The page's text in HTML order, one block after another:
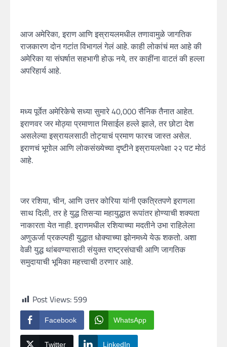
आज अमेरिका, इराण आणि इस्रायलमधील तणावामुळे जागतिक
राजकारण दोन गटांत विभागलं गेलं आहे. काही लोकांचं मत आहे की
अमेरिका या संघर्षात सहभागी होऊ नये, तर काहींना वाटतं की हल्ला
अपरिहार्य आहे.
मध्य पूर्वेत अमेरिकेचे सध्या सुमारे 40,000 सैनिक तैनात आहेत.
इराणवर जर मोठ्या प्रमाणात मिसाईल हल्ले झाले, तर छोटा देश
असलेल्या इस्रायलसाठी तोट्याचं प्रमाण फारच जास्त असेल.
इराणचं भूगोल आणि लोकसंख्येच्या दृष्टीने इस्रायलपेक्षा २२ पट मोठं
आहे.
जर रशिया, चीन, आणि उत्तर कोरिया यांनी एकत्रितपणे इराणला
साथ दिली, तर हे युद्ध तिसऱ्या महायुद्धात रूपांतर होण्याची शक्यता
नाकारता येत नाही. इराणमधील रशियाच्या मदतीने उभा राहिलेला
अणुऊर्जा प्रकल्पही युद्धात धोक्याच्या झोनमध्ये येऊ शकतो. अशा
वेळी युद्ध थांबवण्यासाठी संयुक्त राष्ट्रसंघाची आणि जागतिक
समुदायाची भूमिका महत्त्वाची ठरणार आहे.
Post Views: 599
Facebook WhatsApp
Twitter LinkedIn